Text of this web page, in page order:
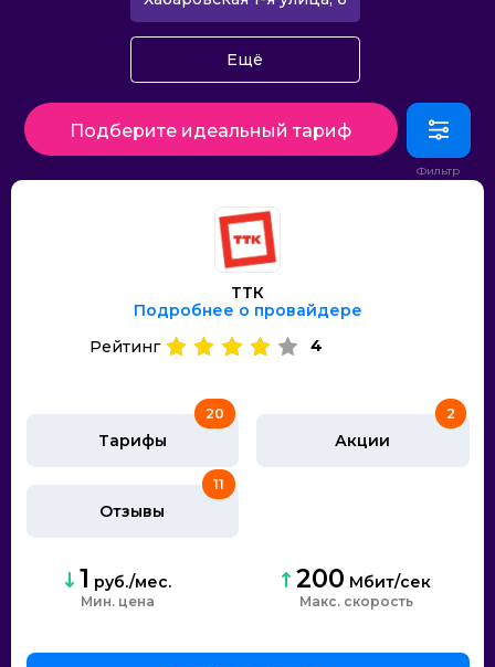
Ещё
Подберите идеальный тариф
ТТК
Подробнее о провайдере
Рейтинг
4
Тарифы
20
Акции
2
Отзывы
11
1 руб./мес.
Мин. цена
200 Мбит/сек
Макс. скорость